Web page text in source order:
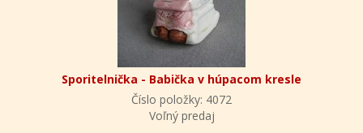
Sporitelnička - Babička v húpacom kresle
Číslo položky: 4072
Voľný predaj